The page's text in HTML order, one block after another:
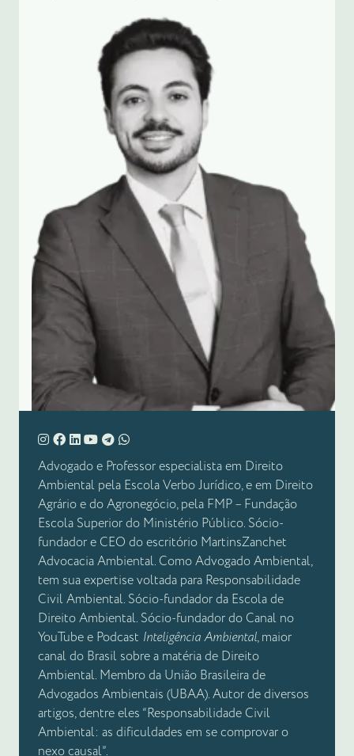
Advogado e Professor especialista em Direito
Ambiental pela Escola Verbo Jurídico, e em Direito
Agrário e do Agronegócio, pela FMP – Fundação
Escola Superior do Ministério Público. Sócio-
fundador e CEO do escritório MartinsZanchet
Advocacia Ambiental. Como Advogado Ambiental,
tem sua expertise voltada para Responsabilidade
Civil Ambiental. Sócio-fundador da Escola de
Direito Ambiental. Sócio-fundador do Canal no
YouTube e Podcast Inteligência Ambiental, maior
canal do Brasil sobre a matéria de Direito
Ambiental. Membro da União Brasileira de
Advogados Ambientais (UBAA). Autor de diversos
artigos, dentre eles “Responsabilidade Civil
Ambiental: as dificuldades em se comprovar o
nexo causal”.